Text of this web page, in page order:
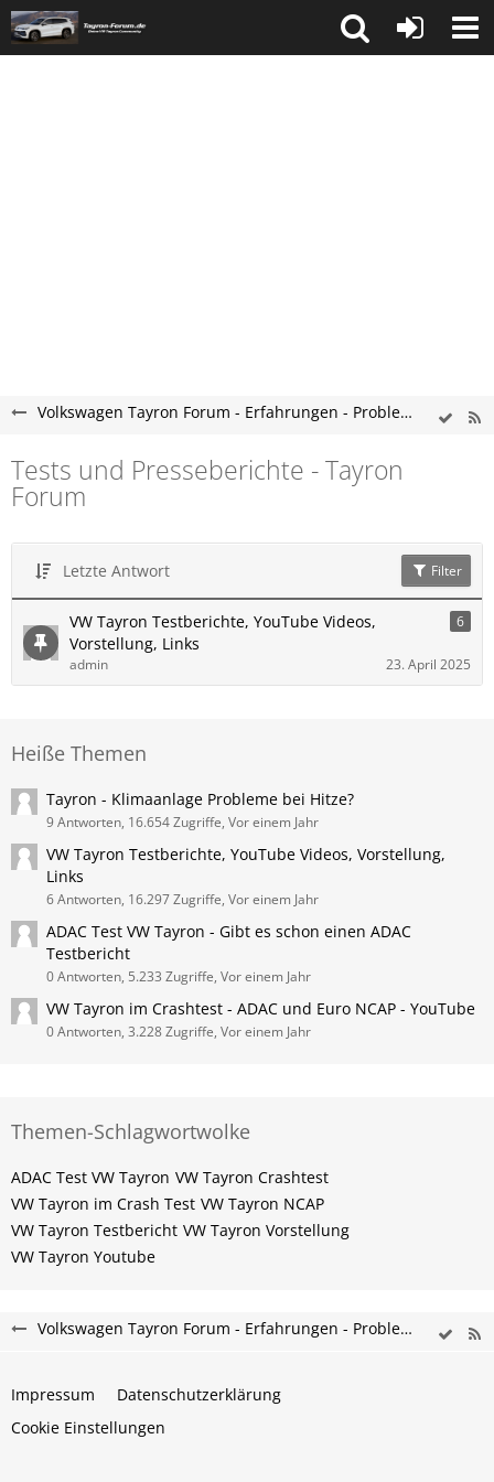
Volkswagen Tayron Forum - Erfahrungen - Probleme - Hilfe
Tests und Presseberichte - Tayron
Forum
Letzte Antwort Filter
VW Tayron Testberichte, YouTube Videos,
Vorstellung, Links
6
admin 23. April 2025
Heiße Themen
Tayron - Klimaanlage Probleme bei Hitze?
9 Antworten, 16.654 Zugriffe, Vor einem Jahr
VW Tayron Testberichte, YouTube Videos, Vorstellung,
Links
6 Antworten, 16.297 Zugriffe, Vor einem Jahr
ADAC Test VW Tayron - Gibt es schon einen ADAC
Testbericht
0 Antworten, 5.233 Zugriffe, Vor einem Jahr
VW Tayron im Crashtest - ADAC und Euro NCAP - YouTube
0 Antworten, 3.228 Zugriffe, Vor einem Jahr
Themen-Schlagwortwolke
ADAC Test VW Tayron VW Tayron Crashtest
VW Tayron im Crash Test VW Tayron NCAP
VW Tayron Testbericht VW Tayron Vorstellung
VW Tayron Youtube
Volkswagen Tayron Forum - Erfahrungen - Probleme - Hilfe
Impressum
Datenschutzerklärung
Cookie Einstellungen